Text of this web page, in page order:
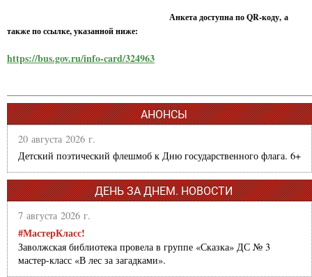
Анкета доступна по QR-коду, а
также по ссылке, указанной ниже:
https://bus.gov.ru/info-card/324963
АНОНСЫ
20 августа 2026 г.
Детский поэтический флешмоб к Дню государственного флага. 6+
ДЕНЬ ЗА ДНЕМ. НОВОСТИ
7 августа 2026 г.
#МастерКласс!
Заволжская библиотека провела в группе «Сказка» ДС № 3
мастер-класс «В лес за загадками».